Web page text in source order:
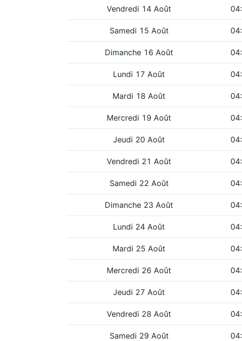
Vendredi 14 Août
Samedi 15 Août
Dimanche 16 Août
Lundi 17 Août
Mardi 18 Août
Mercredi 19 Août
Jeudi 20 Août
Vendredi 21 Août
Samedi 22 Août
Dimanche 23 Août
Lundi 24 Août
Mardi 25 Août
Mercredi 26 Août
Jeudi 27 Août
Vendredi 28 Août
Samedi 29 Août